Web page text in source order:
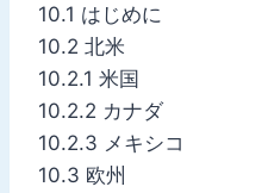
10.1 はじめに
10.2 北米
10.2.1 米国
10.2.2 カナダ
10.2.3 メキシコ
10.3 欧州